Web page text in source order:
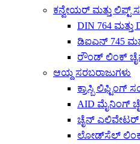
ಕನ್ವೇಯರ್ ಮತ್ತು ಲಿಫ್ಟ್
DIN 764 ಮತ್ತು
ಡಿಐಎನ್ 745
ರೌಂಡ್ ಲಿಂಕ್ ಚೈನ್
ಆಯ್ದ ಸರಬರಾಜುಗಳು
ಕ್ರಾಸ್ಬಿ ಲಿಫ್ಟಿಂಗ್
AID ಮೈನಿಂಗ್
ಚೈನ್ ಎಲಿವೇಟರ್
ಲೋಡ್‌ಸೆಲ್